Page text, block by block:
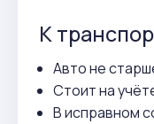
К
Авто не
Стоит на
В исправном